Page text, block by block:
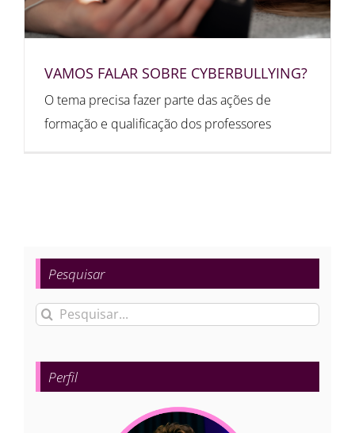
VAMOS FALAR SOBRE CYBERBULLYING?
O tema precisa fazer parte das ações de
formação e qualificação dos professores
Pesquisar
Buscar
para:
Perfil